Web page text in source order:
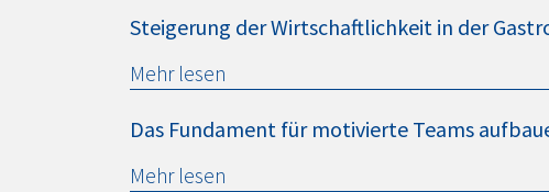
Steigerung der Wirtschaftlichkeit in der
Mehr lesen
Das Fundament für motivierte Teams
Mehr lesen